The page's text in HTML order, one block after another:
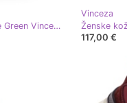
Ženske obojene čizme Krokie Green Vinceza 26-16477 zelena
Vinceza
117,00 €